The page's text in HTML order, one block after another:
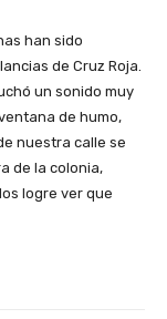
han sido
de Cruz Roja.
un sonido muy
de humo,
nuestra calle se
de la colonia,
logre ver que